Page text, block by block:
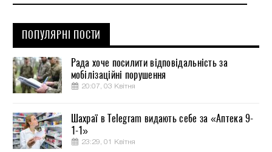
ПОПУЛЯРНІ ПОСТИ
Рада хоче посилити відповідальність за
мобілізаційні порушення
20:07, 03 Квітня
Шахраї в Telegram видають себе за «Аптека 9-
1-1»
23:29, 01 Квітня